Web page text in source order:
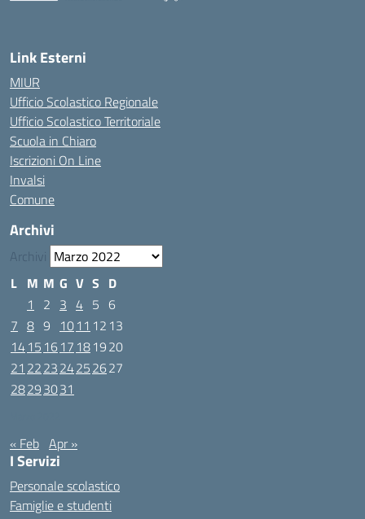
Link Esterni
MIUR
Ufficio Scolastico Regionale
Ufficio Scolastico Territoriale
Scuola in Chiaro
Iscrizioni On Line
Invalsi
Comune
Archivi
Archivi
L M M G V S D
1
2 3 4 5 6
7 8 9 1011 12 13
1415 1617 181920
21 222324252627
28293031
« Feb Apr »
I Servizi
Personale scolastico
Famiglie e studenti